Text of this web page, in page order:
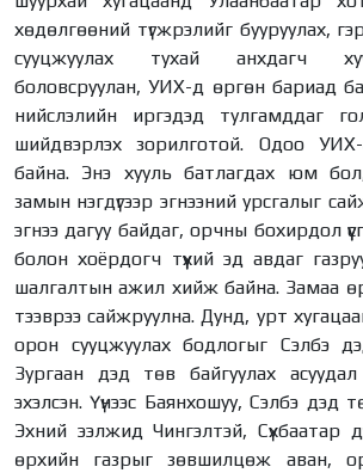
хөдөлгөөний түгжрэлийг бууруулах,
сууцжуулах тухай анхдагч
боловсруулан, УИХ-д өргөн бариад
нийслэлийн иргэдэд тулгамддаг
шийдвэрлэх зорилготой. Одоо УИХ-
байна. Энэ хууль батлагдах юм бол,
замын нэгдүгээр эгнээний урсгалыг
эгнээ дагуу байдаг, орчны бохирдол
болон хоёрдогч түүхий эд авдаг
шалгалтын ажил хийж байна. Замаа
тээврээ сайжруулна. Дунд, урт
орон сууцжуулах бодлогыг Сэлбэ
Зургаан дэд төв байгуулах
эхэлсэн. Үүнээс Баянхошуу, Сэлбэ дэд
Эхний ээлжид Чингэлтэй, Сүхбаатар
өрхийн газрыг зөвшилцөж аван,